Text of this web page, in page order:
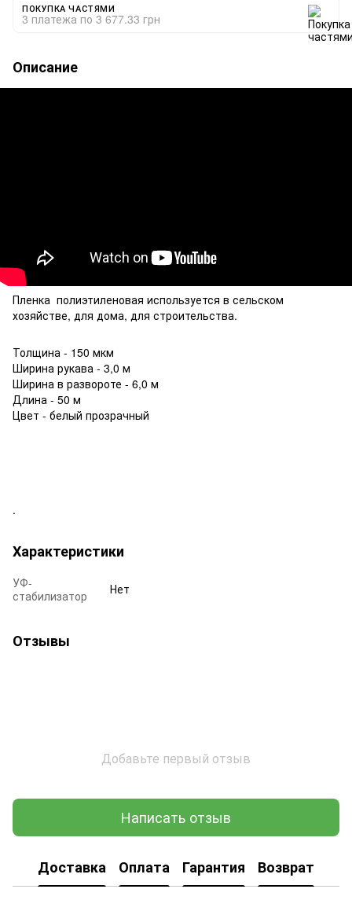
ПОКУПКА ЧАСТЯМИ
3 платежа по 3 677.33 грн
Описание
Пленка полиэтиленовая используется в сельском
хозяйстве, для дома, для строительства.
Толщина - 150 мкм
Ширина рукава - 3,0 м
Ширина в развороте - 6,0 м
Длина - 50 м
Цвет - белый прозрачный
.
Характеристики
УФ-
стабилизатор
Нет
Отзывы
Добавьте первый отзыв
Написать отзыв
Доставка Оплата Гарантия Возврат